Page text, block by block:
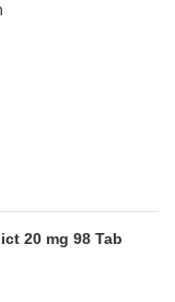
20 mg 98 Tab